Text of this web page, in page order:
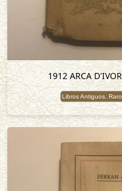
1912 ARCA
Libros Antiguos,